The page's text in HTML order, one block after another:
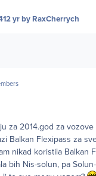
12 yrby RaxCherrych
za 2014.god za
Balkan Flexipass za
nikad koristila Balkan
bih Nis-solun, pa